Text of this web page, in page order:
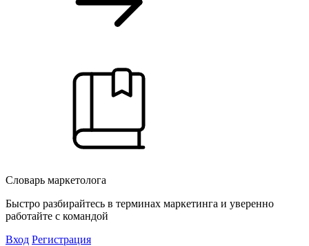
Словарь маркетолога
Быстро разбирайтесь в терминах маркетинга и уверенно
работайте с командой
Вход Регистрация